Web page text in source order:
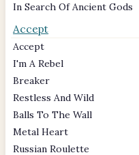
In Search Of Ancient Gods
Accept
Accept
I'm A Rebel
Breaker
Restless And Wild
Balls To The Wall
Metal Heart
Russian Roulette